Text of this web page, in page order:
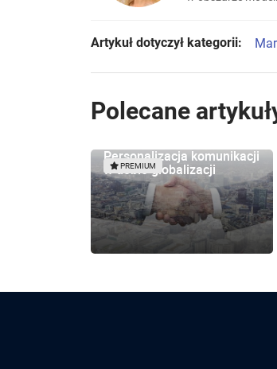
Artykuł dotyczył kategorii:
Polecane
Personalizacja komunikacji
w dobie globalizacji
PREMIUM